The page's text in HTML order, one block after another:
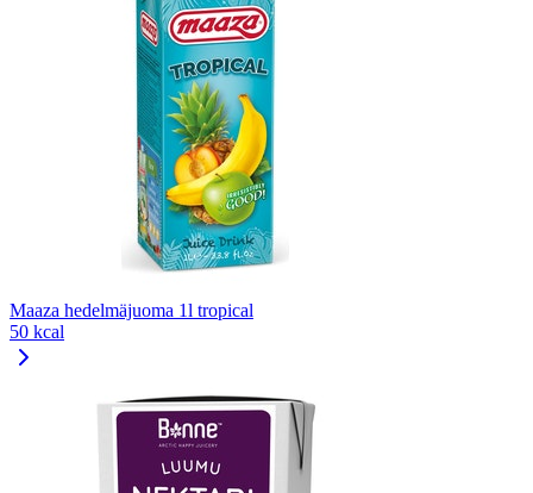
Maaza hedelmäjuoma 1l tropical
50 kcal